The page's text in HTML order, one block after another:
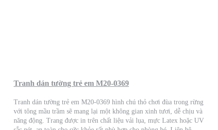
Tranh dán tường trẻ em M20-0369
Tranh dán tường trẻ em M20-0369 hình chú thỏ chơi đùa trong rừng
với tông mầu trầm sẽ mang lại một không gian xinh tươi, dễ chịu và
năng động. Trang được in trên chất liệu vải lụa, mực Latex hoặc UV